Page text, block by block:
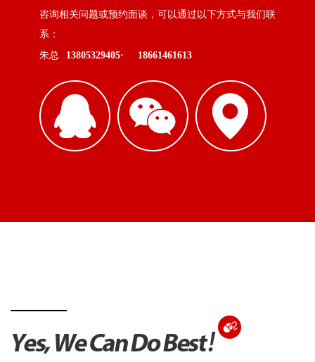
咨询相关问题或预约面谈，可以通过以下方式与我们联
系：
朱总
13805329405· 18661461613